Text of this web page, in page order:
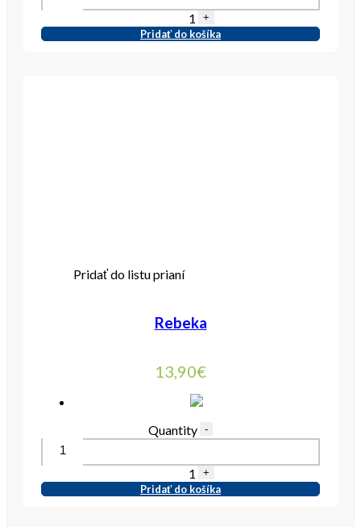
1 +
Pridať do košíka
Pridať do listu prianí
Rebeka
13,90€
Quantity -
1 +
Pridať do košíka